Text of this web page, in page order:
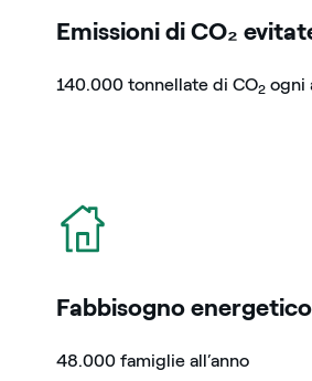
Emissioni di CO₂
140.000 tonnellate di CO2ogni
icona
Fabbisogno energetico
48.000 famiglie all’anno